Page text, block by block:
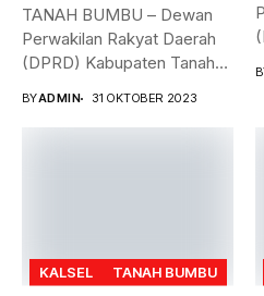
TANAH BUMBU – Dewan
Perwakilan Rakyat Daerah
(DPRD) Kabupaten Tanah
BYADMIN 31 OKTOBER 2023
KALSEL TANAH BUMBU